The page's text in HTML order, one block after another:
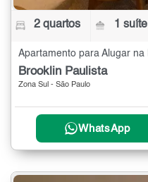
2 quartos 1 suíte
Brooklin Paulista
Zona Sul - São Paulo
WhatsApp